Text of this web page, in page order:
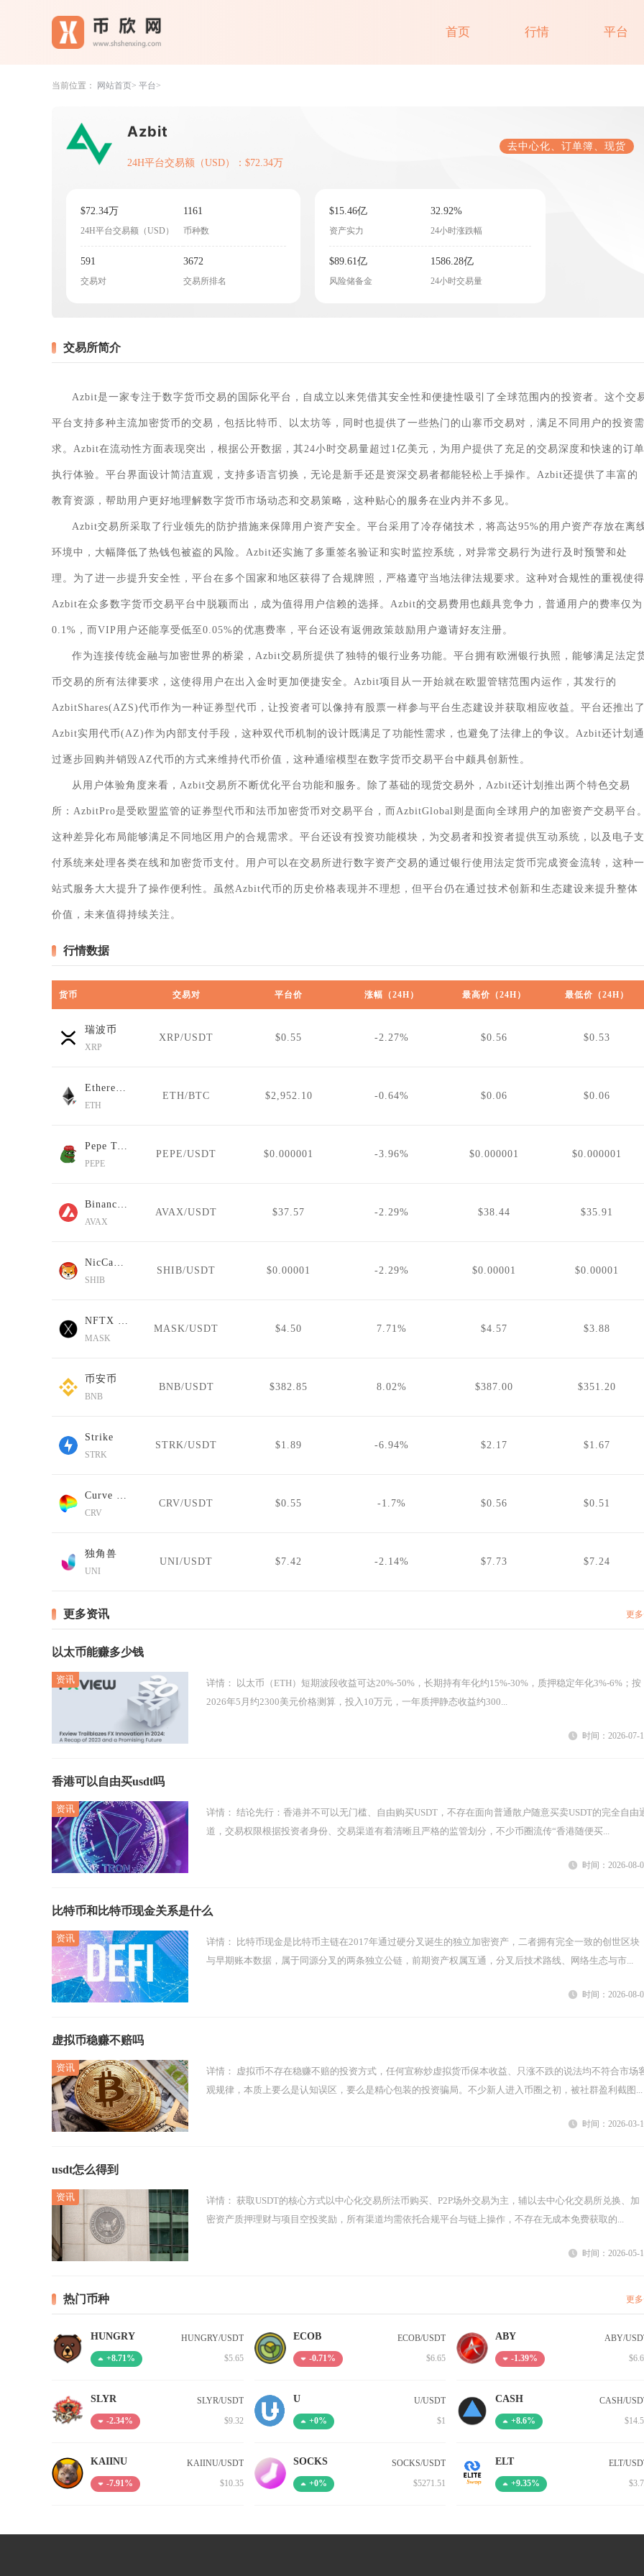
首页 行情 平台
当前位置： 网站首页 平台
Azbit
24H平台交易额（USD）：$72.34万
去中心化、订单簿、现货
$72.34万
24H平台交易额（USD）
1161
币种数
591
交易对
3672
交易所排名
$15.46亿
资产实力
32.92%
24小时涨跌幅
$89.61亿
风险储备金
1586.28亿
24小时交易量
交易所简介
Azbit是一家专注于数字货币交易的国际化平台，自成立以来凭借其安全性和便捷性吸引了全球范围内的投资者。这个交
平台支持多种主流加密货币的交易，包括比特币、以太坊等，同时也提供了一些热门的山寨币交易对，满足不同用户的投资需
求。Azbit在流动性方面表现突出，根据公开数据，其24小时交易量超过1亿美元，为用户提供了充足的交易深度和快速的订单
执行体验。平台界面设计简洁直观，支持多语言切换，无论是新手还是资深交易者都能轻松上手操作。Azbit还提供了丰富的
教育资源，帮助用户更好地理解数字货币市场动态和交易策略，这种贴心的服务在业内并不多见。
Azbit交易所采取了行业领先的防护措施来保障用户资产安全。平台采用了冷存储技术，将高达95%的用户资产存放在离
环境中，大幅降低了热钱包被盗的风险。Azbit还实施了多重签名验证和实时监控系统，对异常交易行为进行及时预警和处
理。为了进一步提升安全性，平台在多个国家和地区获得了合规牌照，严格遵守当地法律法规要求。这种对合规性的重视使得
Azbit在众多数字货币交易平台中脱颖而出，成为值得用户信赖的选择。Azbit的交易费用也颇具竞争力，普通用户的费率仅为
0.1%，而VIP用户还能享受低至0.05%的优惠费率，平台还设有返佣政策鼓励用户邀请好友注册。
作为连接传统金融与加密世界的桥梁，Azbit交易所提供了独特的银行业务功能。平台拥有欧洲银行执照，能够满足法定
币交易的所有法律要求，这使得用户在出入金时更加便捷安全。Azbit项目从一开始就在欧盟管辖范围内运作，其发行的
AzbitShares(AZS)代币作为一种证券型代币，让投资者可以像持有股票一样参与平台生态建设并获取相应收益。平台还推出了
Azbit实用代币(AZ)作为内部支付手段，这种双代币机制的设计既满足了功能性需求，也避免了法律上的争议。Azbit还计划通
过逐步回购并销毁AZ代币的方式来维持代币价值，这种通缩模型在数字货币交易平台中颇具创新性。
从用户体验角度来看，Azbit交易所不断优化平台功能和服务。除了基础的现货交易外，Azbit还计划推出两个特色交易
所：AzbitPro是受欧盟监管的证券型代币和法币加密货币对交易平台，而AzbitGlobal则是面向全球用户的加密资产交易平台。
这种差异化布局能够满足不同地区用户的合规需求。平台还设有投资功能模块，为交易者和投资者提供互动系统，以及电子支
付系统来处理各类在线和加密货币支付。用户可以在交易所进行数字资产交易的通过银行使用法定货币完成资金流转，这种一
站式服务大大提升了操作便利性。虽然Azbit代币的历史价格表现并不理想，但平台仍在通过技术创新和生态建设来提升整体
价值，未来值得持续关注。
行情数据
货币 交易对 平台价 涨幅（24H） 最高价（24H） 最低价（24H）
瑞波币
XRP
XRP/USDT $0.55 -2.27% $0.56 $0.53
Ethereum (Wormhole)
ETH
ETH/BTC $2,952.10 -0.64% $0.06 $0.06
Pepe Token
PEPE
PEPE/USDT $0.000001 -3.96% $0.000001 $0.000001
Binance-Peg Avalanche
AVAX
AVAX/USDT $37.57 -2.29% $38.44 $35.91
NicCageWaluigiElmo42069Inu
SHIB
SHIB/USDT $0.00001 -2.29% $0.00001 $0.00001
NFTX Hashmasks Index
MASK
MASK/USDT $4.50 7.71% $4.57 $3.88
币安币
BNB
BNB/USDT $382.85 8.02% $387.00 $351.20
Strike
STRK
STRK/USDT $1.89 -6.94% $2.17 $1.67
Curve DAO Token
CRV
CRV/USDT $0.55 -1.7% $0.56 $0.51
独角兽
UNI
UNI/USDT $7.42 -2.14% $7.73 $7.24
更多资讯 更
以太币能赚多少钱
详情：
2026年5月约2300美元价格测算，投入10万元，一年质押静态收益约300...
时间：2026-07-
香港可以自由买usdt吗
详情：
道，交易权限根据投资者身份、交易渠道有着清晰且严格的监管划分，不少币圈流传“香港随便买...
时间：2026-08-
比特币和比特币现金关系是什么
详情：
与早期账本数据，属于同源分叉的两条独立公链，前期资产权属互通，分叉后技术路线、网络生态与市...
时间：2026-08-
虚拟币稳赚不赔吗
详情：
观规律，本质上要么是认知误区，要么是精心包装的投资骗局。不少新人进入币圈之初，被社群盈利截图...
时间：2026-03-
usdt怎么得到
详情：
密资产质押理财与项目空投奖励，所有渠道均需依托合规平台与链上操作，不存在无成本免费获取的...
时间：2026-05-
热门币种 更
HUNGRY
+8.71%
HUNGRY/USDT
$5.65
ECOB
-0.71%
ECOB/USDT
$6.65
ABY
-1.39%
ABY/
SLYR
-2.34%
SLYR/USDT
$9.32
U
+0%
U/USDT
$1
CASH
+8.6%
CASH/
KAIINU
-7.91%
KAIINU/USDT
$10.35
SOCKS
+0%
SOCKS/USDT
$5271.51
ELT
+9.35%
ELT/